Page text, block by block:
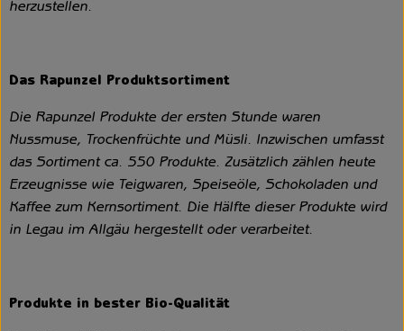
herzustellen.
Das Rapunzel Produktsortiment
Die Rapunzel Produkte der ersten Stunde waren
Nussmuse, Trockenfrüchte und Müsli. Inzwischen umfasst
das Sortiment ca. 550 Produkte. Zusätzlich zählen heute
Erzeugnisse wie Teigwaren, Speiseöle, Schokoladen und
Kaffee zum Kernsortiment. Die Hälfte dieser Produkte wird
in Legau im Allgäu hergestellt oder verarbeitet.
Produkte in bester Bio-Qualität